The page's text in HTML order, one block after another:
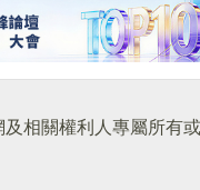
相關權利人專屬所有